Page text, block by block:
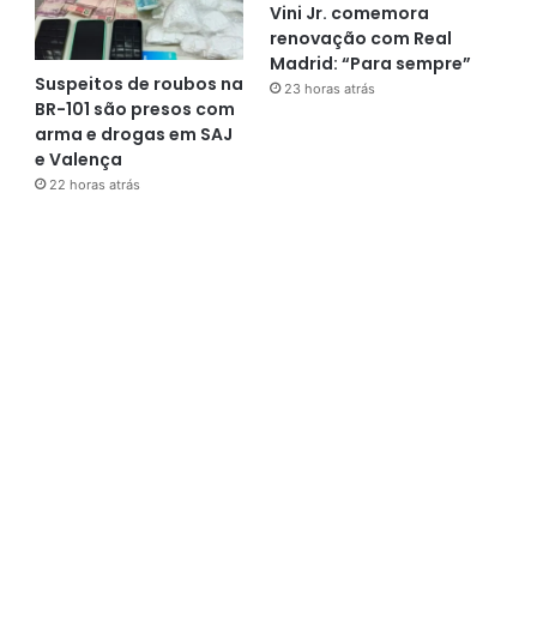
Suspeitos de roubos na
BR-101 são presos com
arma e drogas em SAJ
e Valença
22 horas atrás
Vini Jr. comemora
renovação com Real
Madrid: “Para sempre”
23 horas atrás